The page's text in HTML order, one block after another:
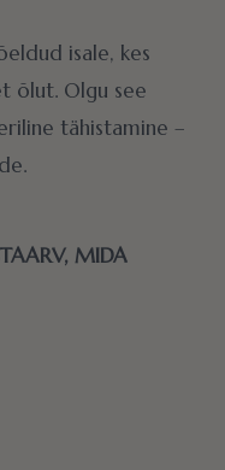
isale, kes
õlut. Olgu see
tähistamine –
MIDA